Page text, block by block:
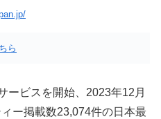
ら
ービスを開始、2023年12月
ー掲載数23,074件の日本最